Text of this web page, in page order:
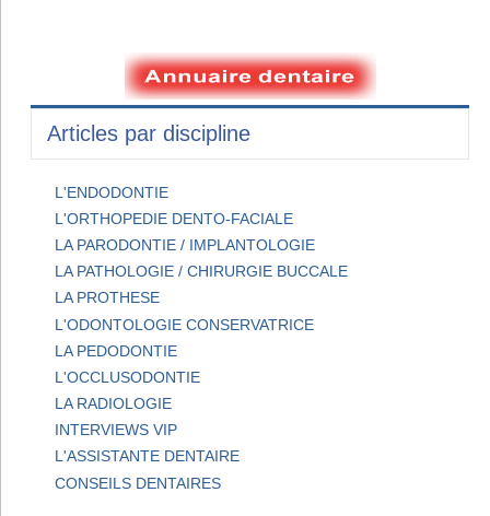
Articles par discipline
L'ENDODONTIE
L'ORTHOPEDIE DENTO-FACIALE
LA PARODONTIE / IMPLANTOLOGIE
LA PATHOLOGIE / CHIRURGIE BUCCALE
LA PROTHESE
L'ODONTOLOGIE CONSERVATRICE
LA PEDODONTIE
L'OCCLUSODONTIE
LA RADIOLOGIE
INTERVIEWS VIP
L'ASSISTANTE DENTAIRE
CONSEILS DENTAIRES